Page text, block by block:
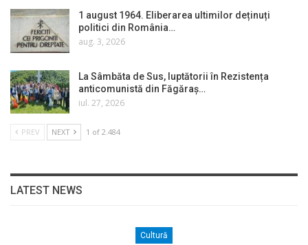
1 august 1964. Eliberarea ultimilor deținuți
politici din România…
aug. 3, 2026
La Sâmbăta de Sus, luptătorii în Rezistența
anticomunistă din Făgăraș…
iul. 27, 2026
PREV NEXT 1 of 2.484
LATEST NEWS
Cultură